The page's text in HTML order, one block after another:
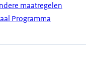
maatregelen
Programma